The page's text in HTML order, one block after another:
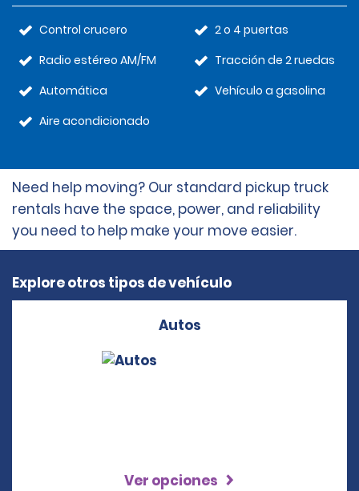
Control crucero
Radio estéreo AM/FM
Automática
Aire acondicionado
2 o 4 puertas
Tracción de 2 ruedas
Vehículo a gasolina
Need help moving? Our standard pickup truck
rentals have the space, power, and reliability
you need to help make your move easier.
Explore otros tipos de vehículo
Autos
Ver opciones